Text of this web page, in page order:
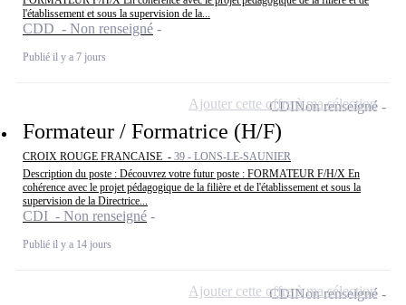
l'établissement et sous la supervision de la...
CDD - Non renseigné
Publié il y a 7 jours
Formateur / Formatrice (H/F)
CROIX ROUGE FRANCAISE - 39 - LONS-LE-SAUNIER
Description du poste : Découvrez votre futur poste : FORMATEUR F/H/X En
cohérence avec le projet pédagogique de la filière et de l'établissement et sous la
supervision de la Directrice...
CDI - Non renseigné
Publié il y a 14 jours
CDINon renseigné
Ajouter cette offre à ma sélection
CDINon renseigné
Ajouter cette offre à ma sélection